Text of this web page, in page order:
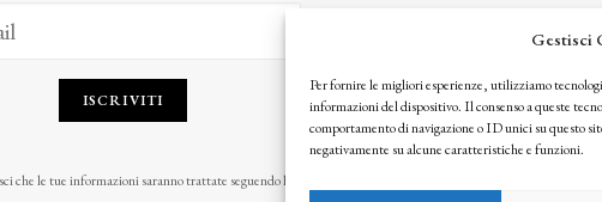
Gestisci
Per fornire le migliori esperienze, utilizziamo
informazioni del dispositivo. Il consenso a queste
comportamento di navigazione o ID unici su questo
negativamente su alcune caratteristiche e funzioni.
ISCRIVITI
che le tue informazioni saranno trattate seguendo la nostra